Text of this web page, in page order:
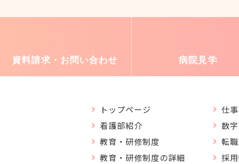
資料請求・ お問い合わせ 病院見学
トップページ
看護部紹介
教育・研修制度
教育・研修制度の詳細
仕
数
転
採